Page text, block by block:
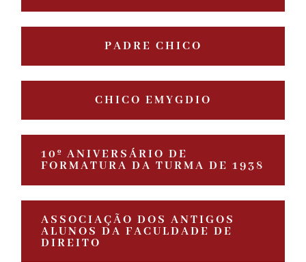
PADRE CHICO
CHICO EMYGDIO
10º ANIVERSÁRIO DE
FORMATURA DA TURMA DE 1938
ASSOCIAÇÃO DOS ANTIGOS
ALUNOS DA FACULDADE DE
DIREITO